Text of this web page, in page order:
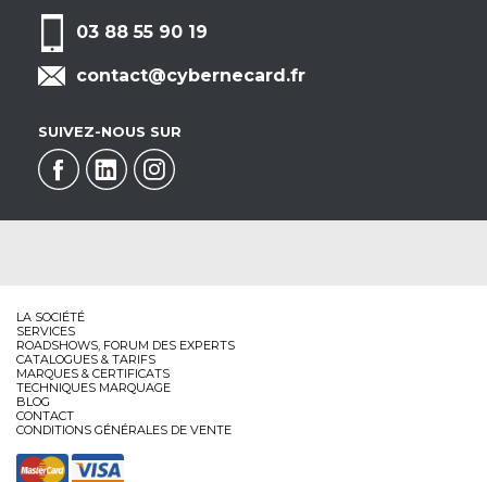
03 88 55 90 19
contact@cybernecard.fr
SUIVEZ-NOUS SUR
LA SOCIÉTÉ
SERVICES
ROADSHOWS, FORUM DES EXPERTS
CATALOGUES & TARIFS
MARQUES & CERTIFICATS
TECHNIQUES MARQUAGE
BLOG
CONTACT
CONDITIONS GÉNÉRALES DE VENTE